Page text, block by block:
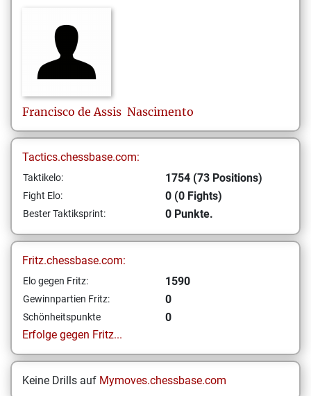
Francisco de Assis Nascimento
Tactics.chessbase.com:
Taktikelo: 1754 (73 Positions)
Fight Elo: 0 (0 Fights)
Bester Taktiksprint: 0 Punkte.
Fritz.chessbase.com:
Elo gegen Fritz: 1590
Gewinnpartien Fritz: 0
Schönheitspunkte
0
Erfolge gegen Fritz...
Keine Drills auf Mymoves.chessbase.com